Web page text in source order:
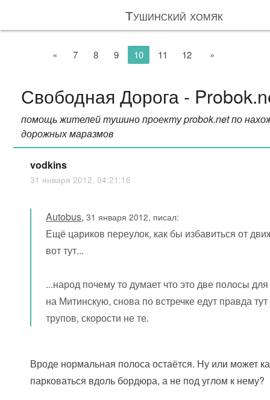
Тушинский хомяк
« 7 8 9 10 11 12 »
Свободная Дорога -
помощь жителей тушино проекту probok.net по
дорожных маразмов
vodkins
31 января 2012, 04:21:16
Autobus,31 января 2012, писал:
Ещё цариков переулок, как бы избавиться от
вот тут...
...народ почему то думает что это две полосы
на Митинскую, снова по встречке едут правда
трупов, скорости не те.
Вроде нормальная полоса остаётся. Ну или может
парковаться вдоль бордюра, а не под углом к нему?